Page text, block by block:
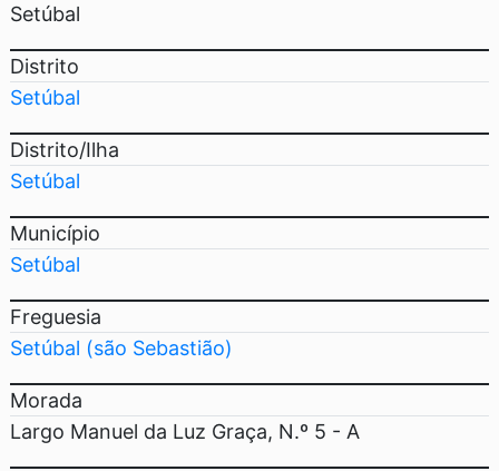
Setúbal
Distrito
Setúbal
Distrito/Ilha
Setúbal
Município
Setúbal
Freguesia
Setúbal (são Sebastião)
Morada
Largo Manuel da Luz Graça, N.º 5 - A